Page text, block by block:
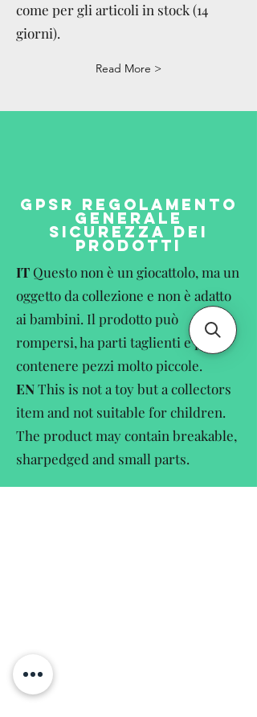
come per gli articoli in stock (14
giorni).
Read More >
GPSR REGOLAMENTO
GENERALE
SICUREZZA DEI
PRODOTTI
IT Questo non è un giocattolo, ma un
oggetto da collezione e non è adatto
ai bambini. Il prodotto può
rompersi, ha parti taglienti e può
contenere pezzi molto piccole.
ENThis is not a toy but a collectors
item and not suitable for children.
The product may contain breakable,
sharpedged and small parts.